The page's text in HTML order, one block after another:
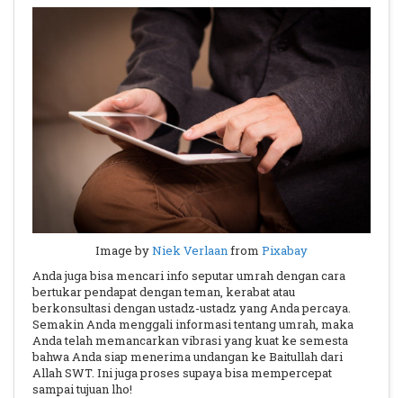
Image byNiek Verlaanfrom Pixabay
Anda juga bisa mencari info seputar umrah dengan cara
bertukar pendapat dengan teman, kerabat atau
berkonsultasi dengan ustadz-ustadz yang Anda percaya.
Semakin Anda menggali informasi tentang umrah, maka
Anda telah memancarkan vibrasi yang kuat ke semesta
bahwa Anda siap menerima undangan ke Baitullah dari
Allah SWT. Ini juga proses supaya bisa mempercepat
sampai tujuan lho!